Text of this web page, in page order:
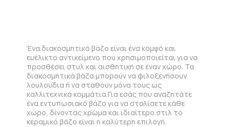
Ένα διακοσμητικό βάζο είναι ένα κομψό και
ευέλικτο αντικείμενο που χρησιμοποιείται για να
προσθέσει στυλ και αισθητική σε έναν χώρο. Τα
διακοσμητικά βάζα μπορούν να φιλοξενήσουν
λουλούδια ή να σταθούν μόνα τους ως
καλλιτεχνικά κομμάτια.Για εσάς που αναζητάτε
ένα εντυπωσιακό βάζο για να στολίσετε κάθε
χώρο, δίνοντας χρώμα και ιδιαίτερο στιλ το
κεραμικό βάζο είναι η καλύτερη επιλογή.